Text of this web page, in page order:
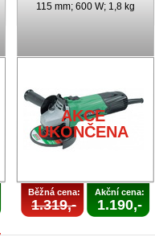
115 mm; 600 W; 1,8 kg
AKCE
UKONČENA
Běžná cena:
1.319,-
Akční cena:
1.190,-